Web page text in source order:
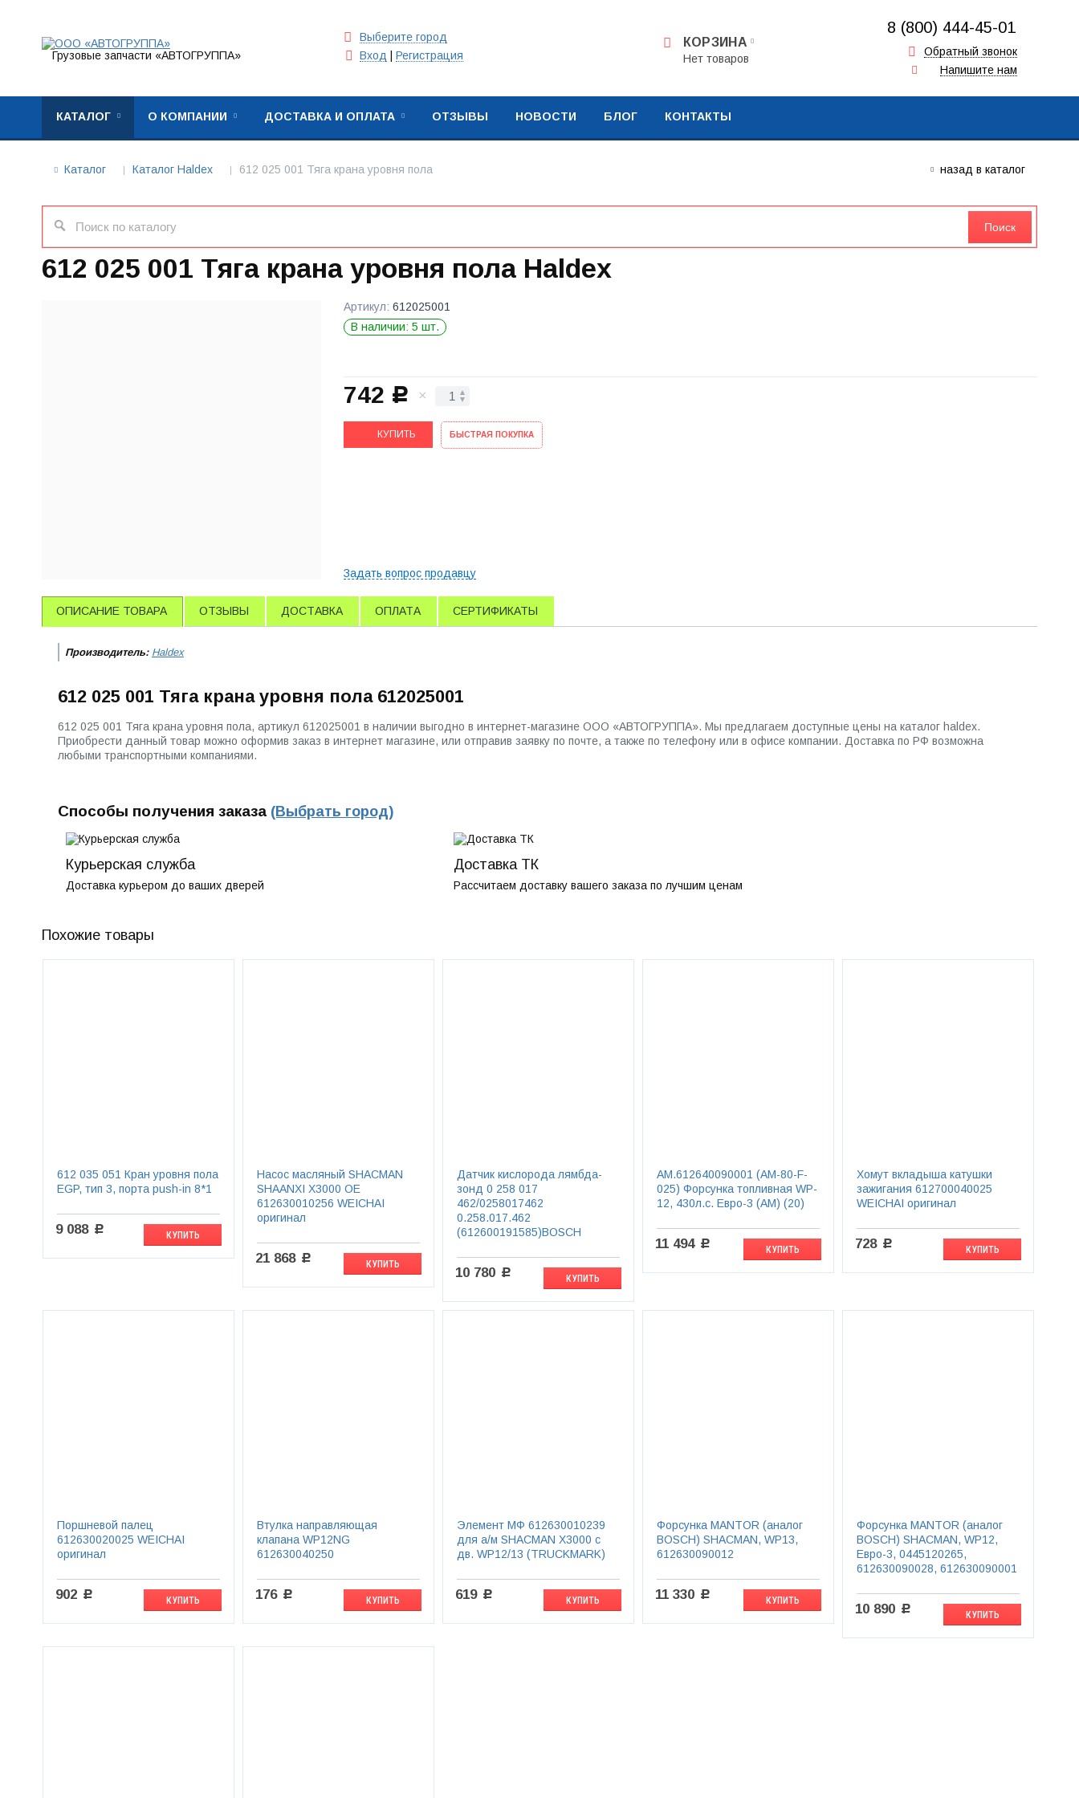
Грузовые запчасти «АВТОГРУППА»
Выберите город
Вход
Регистрация
КОРЗИНА
Нет товаров
8 (800) 444-45-01
+7 (917) 857-00-16
+7 (962) 573-06-64
Напишите нам
Обратный звонок
КАТАЛОГ О КОМПАНИИ ДОСТАВКА И ОПЛАТА ОТЗЫВЫ НОВОСТИ БЛОГ КОНТАКТЫ
Каталог Каталог Haldex 612 025 001 Тяга крана уровня пола назад в каталог
612 025 001 Тяга крана уровня пола Haldex
Артикул: 612025001
В наличии: 5 шт.
742 c
КУПИТЬ БЫСТРАЯ ПОКУПКА
Задать вопрос продавцу
ОПИСАНИЕ ТОВАРА ОТЗЫВЫ ДОСТАВКА ОПЛАТА СЕРТИФИКАТЫ
Производитель: Haldex
612 025 001 Тяга крана уровня пола 612025001
612 025 001 Тяга крана уровня пола, артикул 612025001 в наличии выгодно в интернет-магазине ООО «АВТОГРУППА». Мы предлагаем доступные цены на каталог haldex.
Приобрести данный товар можно оформив заказ в интернет магазине, или отправив заявку по почте, а также по телефону или в офисе компании. Доставка по РФ возможна
любыми транспортными компаниями.
Способы получения заказа (Выбрать город)
Курьерская служба
Доставка курьером до ваших дверей
Доставка ТК
Рассчитаем доставку вашего заказа по лучшим ценам
Похожие товары
612 035 051 Кран уровня пола
EGP, тип 3, порта push-in 8*1
9 088 c
КУПИТЬ
Насос масляный SHACMAN
SHAANXI X3000 OE
612630010256 WEICHAI
оригинал
21 868 c
КУПИТЬ
Датчик кислорода лямбда-
зонд 0 258 017
462/0258017462
0.258.017.462
(612600191585)BOSCH
10 780 c
КУПИТЬ
AM.612640090001 (AM-80-F-
025) Форсунка топливная WP-
12, 430л.с. Евро-3 (АМ) (20)
11 494 c
КУПИТЬ
Хомут вкладыша катушки
зажигания 612700040025
WEICHAI оригинал
728 c
КУПИТЬ
Поршневой палец
612630020025 WEICHAI
оригинал
902 c
КУПИТЬ
Втулка направляющая
клапана WP12NG
612630040250
176 c
КУПИТЬ
Элемент МФ 612630010239
для а/м SHACMAN X3000 с
дв. WP12/13 (TRUCKMARK)
619 c
КУПИТЬ
Форсунка MANTOR (аналог
BOSCH) SHACMAN, WP13,
612630090012
11 330 c
КУПИТЬ
Форсунка MANTOR (аналог
BOSCH) SHACMAN, WP12,
Евро-3, 0445120265,
612630090028, 612630090001
10 890 c
КУПИТЬ